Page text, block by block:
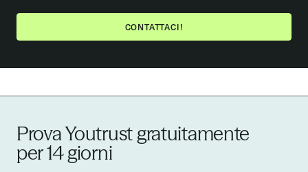
CONTATTACI!
Prova Youtrust gratuitamente
per 14 giorni